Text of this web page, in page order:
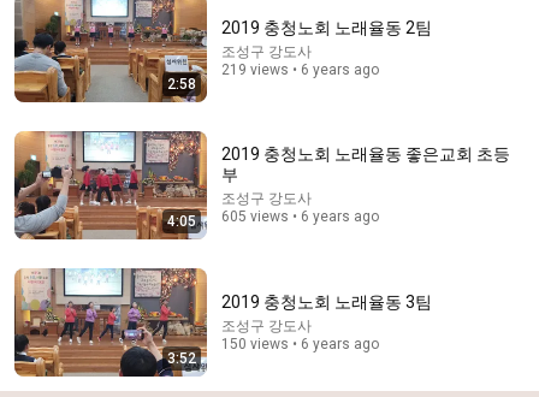
2019 충청노회 중창 2팀
조성구 강도사 • 360 views
2:58
2019 충청노회 노래율동 2팀
조성구 강도사
219 views • 6 years ago
4:05
2019 충청노회 노래율동 좋은교회 초등
부
조성구 강도사
605 views • 6 years ago
3:52
2019 충청노회 노래율동 3팀
조성구 강도사
150 views • 6 years ago